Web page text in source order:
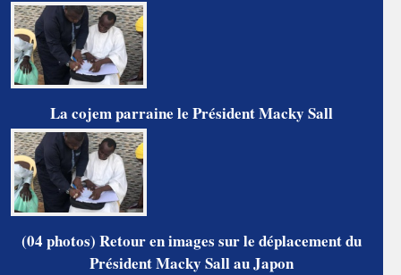
La cojem parraine le Président Macky Sall
(04 photos) Retour en images sur le déplacement du
Président Macky Sall au Japon